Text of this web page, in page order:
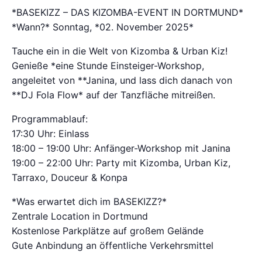
*BASEKIZZ – DAS KIZOMBA-EVENT IN DORTMUND*
*Wann?* Sonntag, *02. November 2025*
Tauche ein in die Welt von Kizomba & Urban Kiz!
Genieße *eine Stunde Einsteiger-Workshop,
angeleitet von **Janina, und lass dich danach von
**DJ Fola Flow* auf der Tanzfläche mitreißen.
Programmablauf:
17:30 Uhr: Einlass
18:00 – 19:00 Uhr: Anfänger-Workshop mit Janina
19:00 – 22:00 Uhr: Party mit Kizomba, Urban Kiz,
Tarraxo, Douceur & Konpa
*Was erwartet dich im BASEKIZZ?*
Zentrale Location in Dortmund
Kostenlose Parkplätze auf großem Gelände
Gute Anbindung an öffentliche Verkehrsmittel